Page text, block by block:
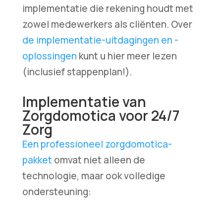
implementatie die rekening houdt met
zowel medewerkers als cliënten. Over
de implementatie-uitdagingen en -
oplossingen kunt u hier meer lezen
(inclusief stappenplan!).
Implementatie van
Zorgdomotica voor 24/7
Zorg
Een professioneel zorgdomotica-
pakket omvat niet alleen de
technologie, maar ook volledige
ondersteuning: